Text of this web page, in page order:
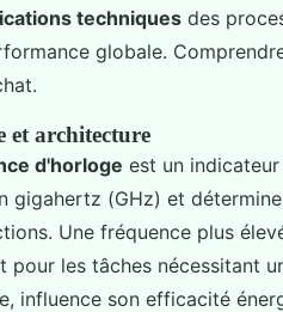
techniques des
globale.
et architecture
d'horloge est un
gigahertz (GHz) et
Une fréquence plus
pour les tâches nécessitant
influence son efficacité